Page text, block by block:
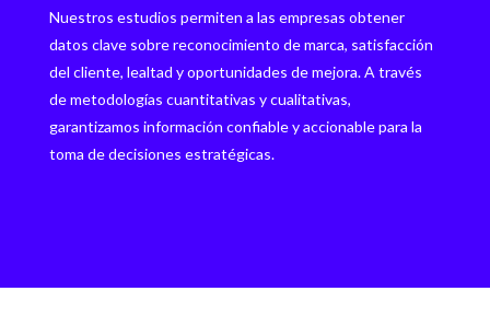
Nuestros estudios permiten a las empresas obtener
datos clave sobre reconocimiento de marca, satisfacción
del cliente, lealtad y oportunidades de mejora. A través
de metodologías cuantitativas y cualitativas,
garantizamos información confiable y accionable para la
toma de decisiones estratégicas.